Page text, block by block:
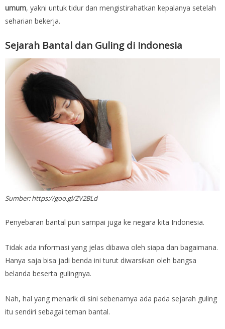
umum, yakni untuk tidur dan mengistirahatkan kepalanya setelah
seharian bekerja.
Sejarah Bantal dan Guling di Indonesia
Sumber: https://goo.gl/ZV2BLd
Penyebaran bantal pun sampai juga ke negara kita Indonesia.
Tidak ada informasi yang jelas dibawa oleh siapa dan bagaimana.
Hanya saja bisa jadi benda ini turut diwarsikan oleh bangsa
belanda beserta gulingnya.
Nah, hal yang menarik di sini sebenarnya ada pada sejarah guling
itu sendiri sebagai teman bantal.